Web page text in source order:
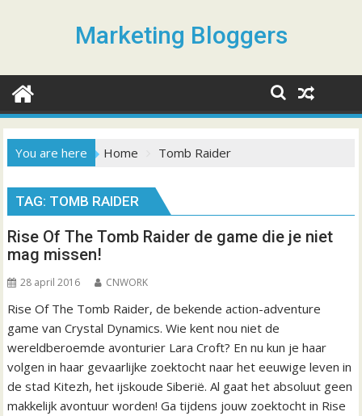
c
Marketing Bloggers
You are here Home Tomb Raider
TAG: TOMB RAIDER
Rise Of The Tomb Raider de game die je niet
mag missen!
28 april 2016 CNWORK
Rise Of The Tomb Raider, de bekende action-adventure
game van Crystal Dynamics. Wie kent nou niet de
wereldberoemde avonturier Lara Croft? En nu kun je haar
volgen in haar gevaarlijke zoektocht naar het eeuwige leven in
de stad Kitezh, het ijskoude Siberië. Al gaat het absoluut geen
makkelijk avontuur worden! Ga tijdens jouw zoektocht in Rise